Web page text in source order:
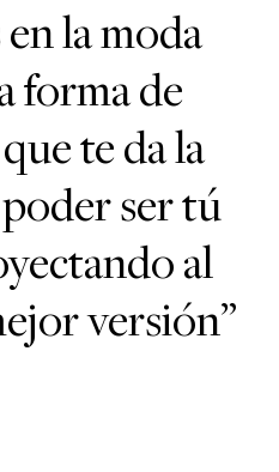
la moda
forma de
te da la
ser tú
al
versión”